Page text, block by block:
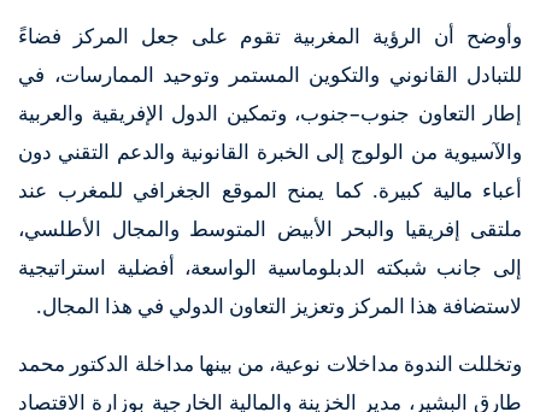
وأوضح أن الرؤية المغربية تقوم على جعل المركز فضاءً
للتبادل القانوني والتكوين المستمر وتوحيد الممارسات، في
إطار التعاون جنوب–جنوب، وتمكين الدول الإفريقية والعربية
والآسيوية من الولوج إلى الخبرة القانونية والدعم التقني دون
أعباء مالية كبيرة. كما يمنح الموقع الجغرافي للمغرب عند
ملتقى إفريقيا والبحر الأبيض المتوسط والمجال الأطلسي،
إلى جانب شبكته الدبلوماسية الواسعة، أفضلية استراتيجية
لاستضافة هذا المركز وتعزيز التعاون الدولي في هذا المجال.
وتخللت الندوة مداخلات نوعية، من بينها مداخلة الدكتور محمد
طارق البشير، مدير الخزينة والمالية الخارجية بوزارة الاقتصاد